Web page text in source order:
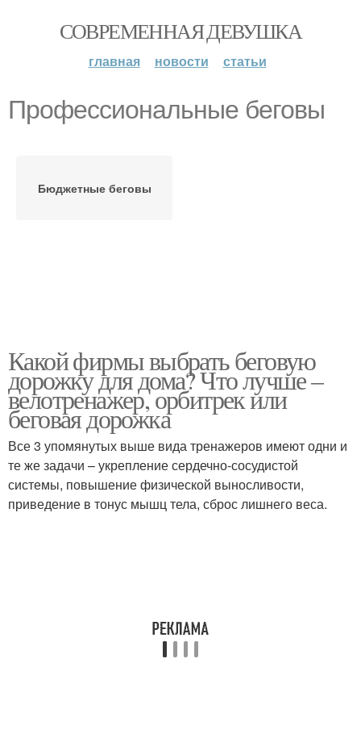
СОВРЕМЕННАЯ ДЕВУШКА
главная новости статьи
Профессиональные беговы
Бюджетные беговы
Какой фирмы выбрать беговую
дорожку для дома? Что лучше –
велотренажер, орбитрек или
беговая дорожка
Все 3 упомянутых выше вида тренажеров имеют одни и
те же задачи – укрепление сердечно-сосудистой
системы, повышение физической выносливости,
приведение в тонус мышц тела, сброс лишнего веса.